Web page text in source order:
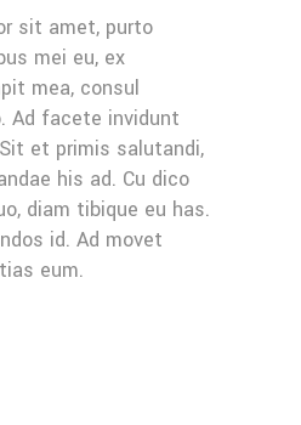
sit amet, purto
mei eu, ex
mea, consul
Ad facete invidunt
et primis salutandi,
his ad. Cu dico
diam tibique eu has.
id. Ad movet
eum.